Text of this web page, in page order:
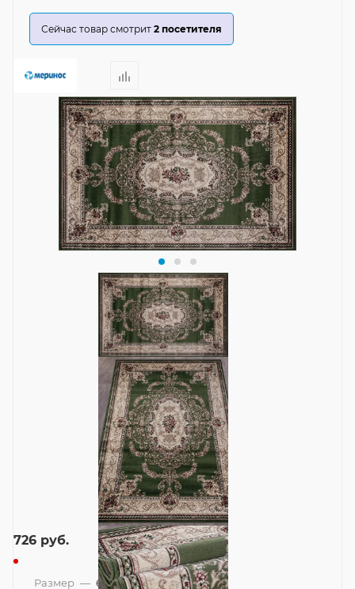
Сейчас товар смотрит 2 посетителя
726 руб.
Размер — 60x110 см